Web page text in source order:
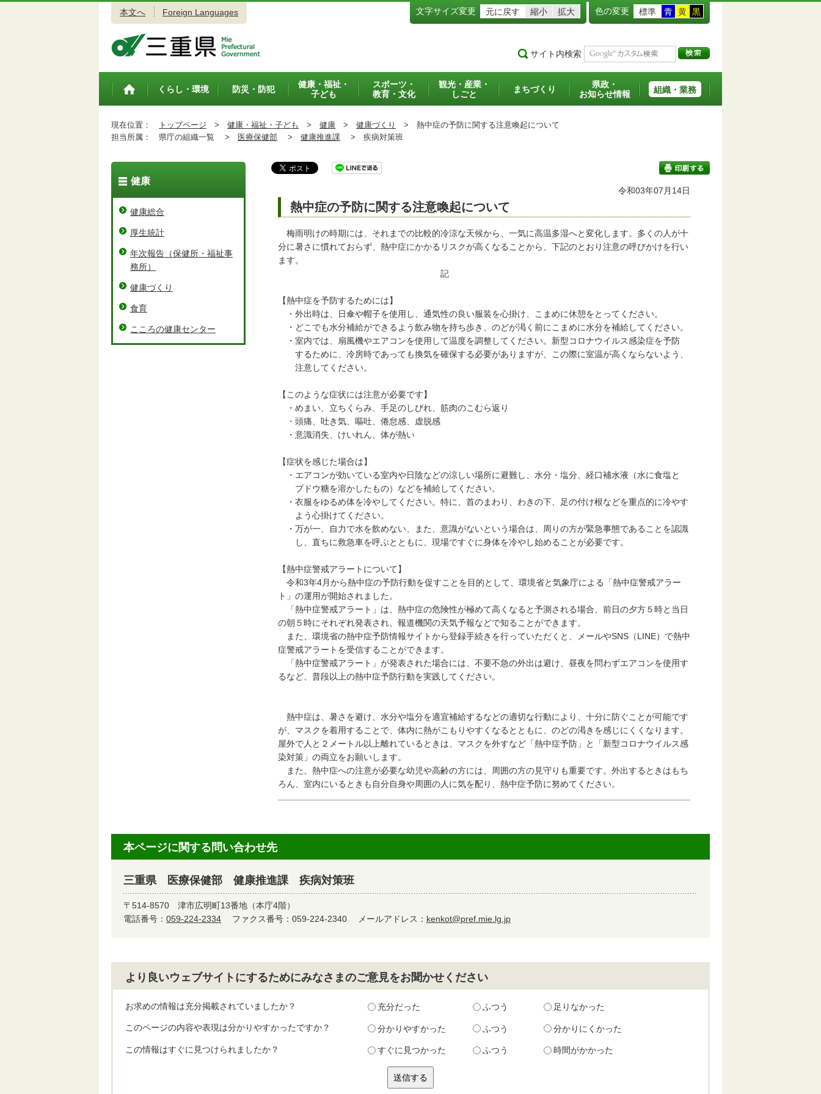
本文へ Foreign Languages 文字サイズ変更 元に戻す 縮小 拡大 色の変更 標準 青 黄 黒
サイト内検索
トップペ
くらし・環境 防災・防犯
健康・福祉・
子ども
スポーツ・
教育・文化
観光・産業・
しごと
まちづくり
県政・
お知らせ情報
組織・業務
現在位置： トップページ > 健康・福祉・子ども > 健康 > 健康づくり > 熱中症の予防に関する注意喚起について
担当所属：
県庁の組織一覧 > 医療保健部 > 健康推進課 > 疾病対策班
印刷する
令和03年07月14日
熱中症の予防に関する注意喚起について
梅雨明けの時期には、それまでの比較的冷涼な天候から、一気に高温多湿へと変化します。多くの人が十
分に暑さに慣れておらず、熱中症にかかるリスクが高くなることから、下記のとおり注意の呼びかけを行い
ます。
記
【熱中症を予防するためには】
・外出時は、日傘や帽子を使用し、通気性の良い服装を心掛け、こまめに休憩をとってください。
・どこでも水分補給ができるよう飲み物を持ち歩き、のどが渇く前にこまめに水分を補給してください。
・室内では、扇風機やエアコンを使用して温度を調整してください。新型コロナウイルス感染症を予防
するために、冷房時であっても換気を確保する必要がありますが、この際に室温が高くならないよう、
注意してください。
【このような症状には注意が必要です】
・めまい、立ちくらみ、手足のしびれ、筋肉のこむら返り
・頭痛、吐き気、嘔吐、倦怠感、虚脱感
・意識消失、けいれん、体が熱い
【症状を感じた場合は】
・エアコンが効いている室内や日陰などの涼しい場所に避難し、水分・塩分、経口補水液（水に食塩と
ブドウ糖を溶かしたもの）などを補給してください。
・衣服をゆるめ体を冷やしてください。特に、首のまわり、わきの下、足の付け根などを重点的に冷やす
よう心掛けてください。
・万が一、自力で水を飲めない、また、意識がないという場合は、周りの方が緊急事態であることを認識
し、直ちに救急車を呼ぶとともに、現場ですぐに身体を冷やし始めることが必要です。
【熱中症警戒アラートについて】
令和3年4月から熱中症の予防行動を促すことを目的として、環境省と気象庁による「熱中症警戒アラー
ト」の運用が開始されました。
「熱中症警戒アラート」は、熱中症の危険性が極めて高くなると予測される場合、前日の夕方５時と当日
の朝５時にそれぞれ発表され、報道機関の天気予報などで知ることができます。
また、環境省の熱中症予防情報サイトから登録手続きを行っていただくと、メールやSNS（LINE）で熱中
症警戒アラートを受信することができます。
「熱中症警戒アラート」が発表された場合には、不要不急の外出は避け、昼夜を問わずエアコンを使用す
るなど、普段以上の熱中症予防行動を実践してください。
熱中症は、暑さを避け、水分や塩分を適宜補給するなどの適切な行動により、十分に防ぐことが可能です
が、マスクを着用することで、体内に熱がこもりやすくなるとともに、のどの渇きを感じにくくなります。
屋外で人と２メートル以上離れているときは、マスクを外すなど「熱中症予防」と「新型コロナウイルス感
染対策」の両立をお願いします。
また、熱中症への注意が必要な幼児や高齢の方には、周囲の方の見守りも重要です。外出するときはもち
ろん、室内にいるときも自分自身や周囲の人に気を配り、熱中症予防に努めてください。
健康
健康総合
厚生統計
年次報告（保健所・福祉事
務所）
健康づくり
食育
こころの健康センター
本ページに関する問い合わせ先
三重県 医療保健部 健康推進課 疾病対策班
〒514-8570 津市広明町13番地（本庁4階）
電話番号： 059-224-2334 ファクス番号：059-224-2340 メールアドレス： kenkot@pref.mie.lg.jp
より良いウェブサイトにするためにみなさまのご意見をお聞かせください
お求めの情報は充分掲載されていましたか？ 充分だった ふつう 足りなかった
このページの内容や表現は分かりやすかったですか？ 分かりやすかった ふつう 分かりにくかった
この情報はすぐに見つけられましたか？ すぐに見つかった ふつう 時間がかかった